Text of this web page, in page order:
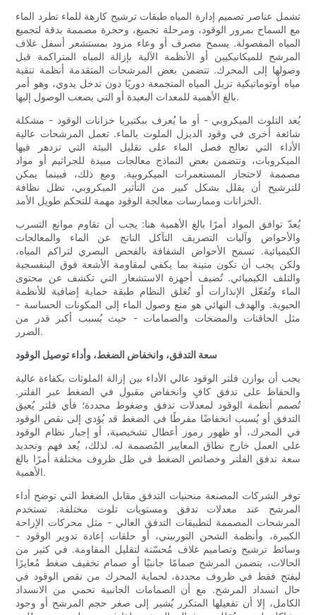
تشمل عناصر تصميم إدارة المياه طبقات ترشيح كارهة للماء تطرد الماء
مع السماح بمرور الوقود، ومرحلة تجميع، وحجرة مصممة بدقة لتجميع
المياه المفصولة. يسمح مصرف أو وعاء مزود بمستشعر أسفل غلاف
المرشح للميكانيكيين أو الأنظمة الآلية بإزالة المياه المتراكمة قبل
وصولها إلى المحرك. تتضمن بعض المرشحات المتقدمة أنظمة تنقية
مياه أوتوماتيكية تزيل المياه المتجمعة دوريًا دون تدخل يدوي، وهو أمر
بالغ الأهمية للمعدات البعيدة أو التي يصعب الوصول إليها.
يُعد التلوث الميكروبي - أو ما يُعرف ببكتيريا خزانات الوقود - مشكلة
شائعة أخرى في وقود الديزل الملوث بالماء. تعمل المرشحات عالية
الأداء التي تعالج فصل الماء على تقليل البيئة التي تزدهر فيها
الميكروبات، وتتضمن بعض النماذج معالجات مبيدة للجراثيم أو مواد
مصممة لاحتجاز المستعمرات الميكروبية. ومع ذلك، فبينما يمكن
للترشيح أن يقلل بشكل كبير من التأثير الميكروبي، تظل نظافة
الخزانات وممارسات معالجة الوقود مهمة للتحكم طويل الأمد.
يُعدّ توافق المواد أمرًا بالغ الأهمية هنا: يجب أن تقاوم موانع التسرب
والأحواض وآليات التصريف التآكل الناتج عن الماء والمعالجات
الكيميائية. تسمح الأحواض الشفافة بالفحص البصري لتراكم المياه،
ولكن يجب أن تكون متينة بما يكفي لمقاومة الأشعة فوق البنفسجية
والتلف الكيميائي. تُضيف أجهزة الاستشعار التي تكشف عن محتوى
الماء وتُفعّل الإنذارات أو تُغلق النظام طبقة حماية إضافية للأنظمة
الحيوية. والهدف النهائي هو منع وصول الماء إلى المكونات الحساسة -
مثل الحاقنات والمضخات والصمامات - حيث يُسبب أكبر قدر من
الضرر.
سعة التدفق، وانخفاض الضغط، وأداء توصيل الوقود
يجب أن يوازن فلتر الوقود عالي الأداء بين إزالة الملوثات بكفاءة عالية
والحفاظ على تدفق كافٍ وانخفاض مقبول في الضغط عبر الفلتر.
تُصمم أنظمة الوقود لمعدلات تدفق وضغوط محددة؛ فأي فلتر يُعيق
التدفق أو يُسبب انخفاضًا مفرطًا في الضغط قد يُؤدي إلى نقص الوقود
في المحرك، أو ظهور رموز أعطال تشخيصية، أو إجبار نظام الوقود
على العمل خارج نطاق المعايير المُصممة له. لذلك، يُعد فهم وتحديد
سعة تدفق الفلتر وخصائص الضغط في ظل ظروف مختلفة أمرًا بالغ
الأهمية.
توفر الشركات المصنعة منحنيات التدفق مقابل الضغط التي توضح أداء
المرشح عند معدلات تدفق ومستويات تلوث مختلفة. تستخدم
المرشحات المصممة لتطبيقات التدفق العالي - مثل محركات الإزاحة
الكبيرة، وأنظمة الشحن التوربيني، أو حلقات إعادة تدوير الوقود -
وسائط ترشيح وتصاميم غلاف مُحسّنة لتقليل المقاومة. في كثير من
الحالات، يتضمن المرشح صمامًا جانبيًا أو صمام تخفيف ضغط مُعايرًا
ليفتح فقط في ظروف محددة، لحماية المحرك من نقص الوقود في
حال انسداد المرشح. مع أن الصمامات الجانبية تحمي من الانسداد
الكامل، إلا أن تفعيلها المتكرر يُشير إلى صغر حجم المرشح أو وجود